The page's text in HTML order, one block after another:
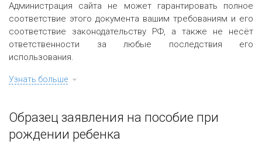
Администрация сайта не может гарантировать полное
соответствие этого документа вашим требованиям и его
соответствие законодательству РФ, а также не несёт
ответственности за любые последствия его
использования.
Узнать больше
Образец заявления на пособие при
рождении ребенка